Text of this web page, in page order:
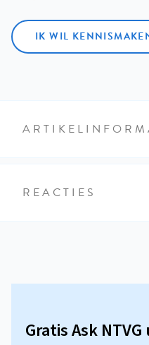
IK WIL
REACTIES
Gratis Ask